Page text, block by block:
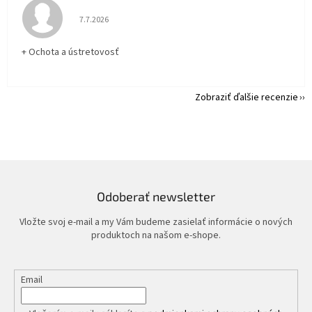
Hodnotenie obchodu je 5 z 5 hviezdičiek.
7.7.2026
+ Ochota a ústretovosť
Zobraziť ďalšie recenzie
Odoberať newsletter
Vložte svoj e-mail a my Vám budeme zasielať informácie o nových
produktoch na našom e-shope.
Email